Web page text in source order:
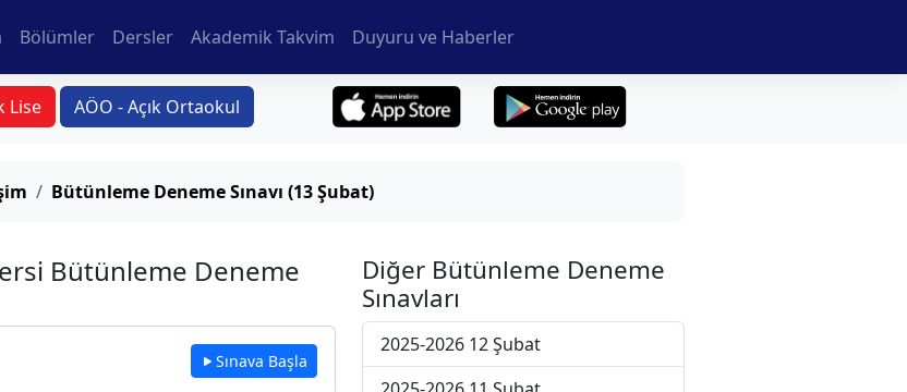
Bölümler Dersler Akademik Takvim Duyuru ve Haberler
Lise AÖO - Açık Ortaokul
Bütünleme Deneme Sınavı (13 Şubat)
Bütünleme Deneme
Sınava Başla
Diğer Bütünleme Deneme
Sınavları
2025-2026 12 Şubat